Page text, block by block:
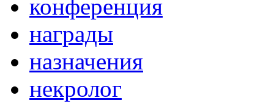
конференция
награды
назначения
некролог